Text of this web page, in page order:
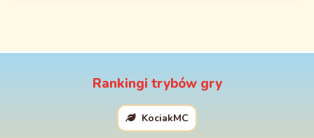
Rankingi trybów gry
KociakMC